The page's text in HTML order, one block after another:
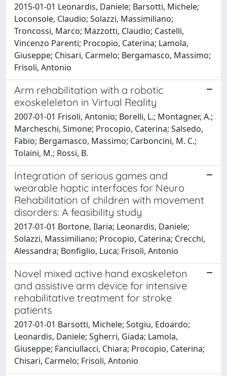
2015-01-01 Leonardis, Daniele; Barsotti, Michele;
Loconsole, Claudio; Solazzi, Massimiliano;
Troncossi, Marco; Mazzotti, Claudio; Castelli,
Vincenzo Parenti; Procopio, Caterina; Lamola,
Giuseppe; Chisari, Carmelo; Bergamasco, Massimo;
Frisoli, Antonio
Arm rehabilitation with a robotic
exoskeleleton in Virtual Reality
2007-01-01 Frisoli, Antonio; Borelli, L.; Montagner, A.;
Marcheschi, Simone; Procopio, Caterina; Salsedo,
Fabio; Bergamasco, Massimo; Carboncini, M. C.;
Tolaini, M.; Rossi, B.
Integration of serious games and
wearable haptic interfaces for Neuro
Rehabilitation of children with movement
disorders: A feasibility study
2017-01-01 Bortone, Ilaria; Leonardis, Daniele;
Solazzi, Massimiliano; Procopio, Caterina; Crecchi,
Alessandra; Bonfiglio, Luca; Frisoli, Antonio
Novel mixed active hand exoskeleton
and assistive arm device for intensive
rehabilitative treatment for stroke
patients
2017-01-01 Barsotti, Michele; Sotgiu, Edoardo;
Leonardis, Daniele; Sgherri, Giada; Lamola,
Giuseppe; Fanciullacci, Chiara; Procopio, Caterina;
Chisari, Carmelo; Frisoli, Antonio